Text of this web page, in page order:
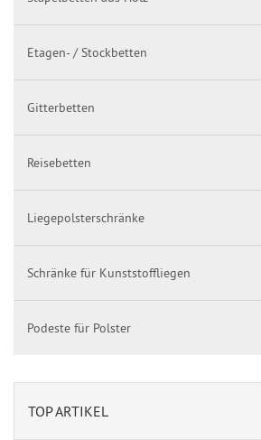
Etagen- / Stockbetten
Gitterbetten
Reisebetten
Liegepolsterschränke
Schränke für Kunststoffliegen
Podeste für Polster
TOP ARTIKEL